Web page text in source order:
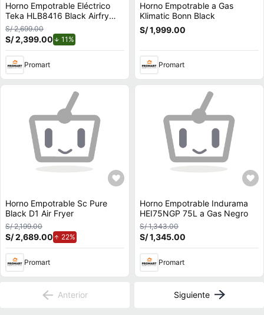
Horno Empotrable Eléctrico
Teka HLB8416 Black Airfry
70L
S/ 2,699.00
S/ 2,399.00 11%
Promart
Horno Empotrable a Gas
Klimatic Bonn Black
S/ 1,999.00
Promart
Horno Empotrable Sc Pure
Black D1 Air Fryer
S/ 2,199.00
S/ 2,689.00 22%
Promart
Horno Empotrable Indurama
HEI75NGP 75L a Gas Negro
S/ 1,343.00
S/ 1,345.00
Promart
Anterior Siguiente